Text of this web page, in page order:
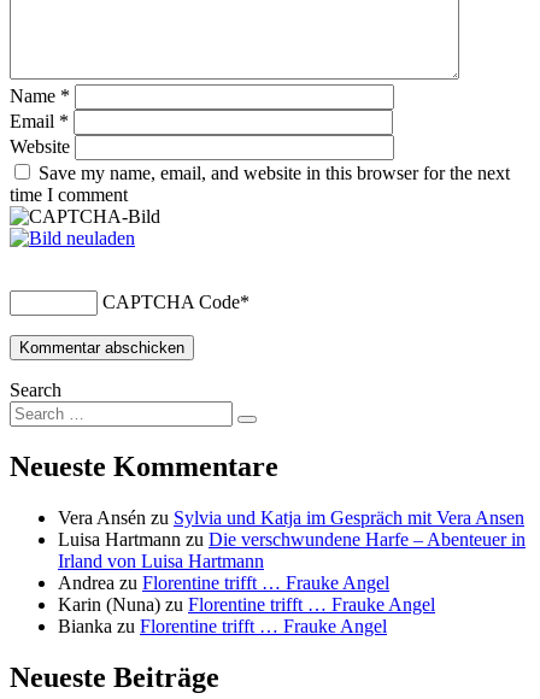
Name *
Email *
Website
Save my name, email, and website in this browser for the next
time I comment
CAPTCHA Code*
Search
Neueste Kommentare
Vera Ansén zu Sylvia und Katja im Gespräch mit Vera Ansen
Luisa Hartmann zu Die verschwundene Harfe – Abenteuer in
Irland von Luisa Hartmann
Andrea zu Florentine trifft … Frauke Angel
Karin (Nuna) zu Florentine trifft … Frauke Angel
Bianka zu Florentine trifft … Frauke Angel
Neueste Beiträge